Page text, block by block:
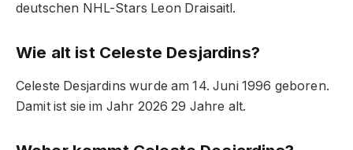
deutschen NHL-Stars Leon Draisaitl.
Wie alt ist Celeste Desjardins?
Celeste Desjardins wurde am 14. Juni 1996 geboren.
Damit ist sie im Jahr 2026 29 Jahre alt.